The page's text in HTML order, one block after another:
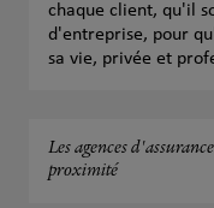
chaque client, qu'il
d'entreprise, pour
sa vie, privée et
Les agences
proximité